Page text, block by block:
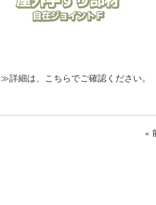
≫詳細は、こちらでご確認ください。
«